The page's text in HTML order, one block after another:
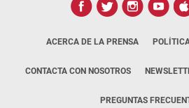
ACERCA DE LA PRENSA
CONTACTA CON NOSOTROS
PREGUNTAS